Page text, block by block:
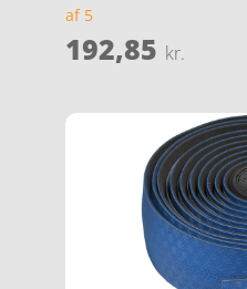
af 5
192,85 kr.